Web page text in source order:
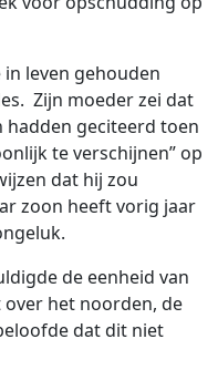
leven gehouden
Zijn moeder zei dat
geciteerd toen
te verschijnen” op
dat hij zou
zoon heeft vorig jaar
de eenheid van
over het noorden, de
dat dit niet